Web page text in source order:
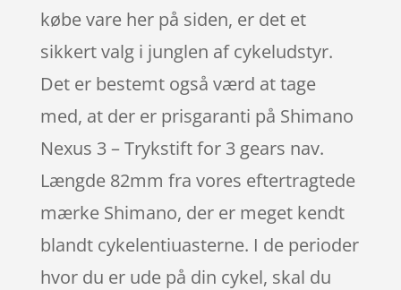
købe vare her på siden, er det et
sikkert valg i junglen af cykeludstyr.
Det er bestemt også værd at tage
med, at der er prisgaranti på Shimano
Nexus 3 – Trykstift for 3 gears nav.
Længde 82mm fra vores eftertragtede
mærke Shimano, der er meget kendt
blandt cykelentiuasterne. I de perioder
hvor du er ude på din cykel, skal du